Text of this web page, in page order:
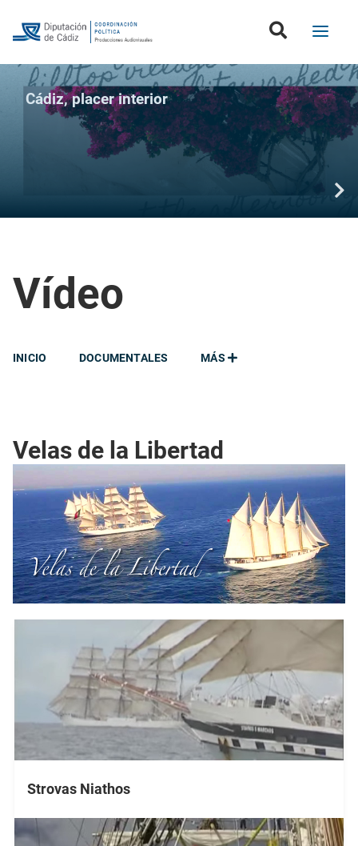
Cádiz, placer interior
Vídeo
MÁS
INICIO DOCUMENTALES
Velas de la Libertad
Strovas Niathos